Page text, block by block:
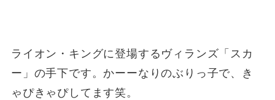
ライオン・キングに登場するヴィランズ「スカ
ー」の手下です。かーーなりのぶりっ子で、き
ゃぴきゃぴしてます笑。